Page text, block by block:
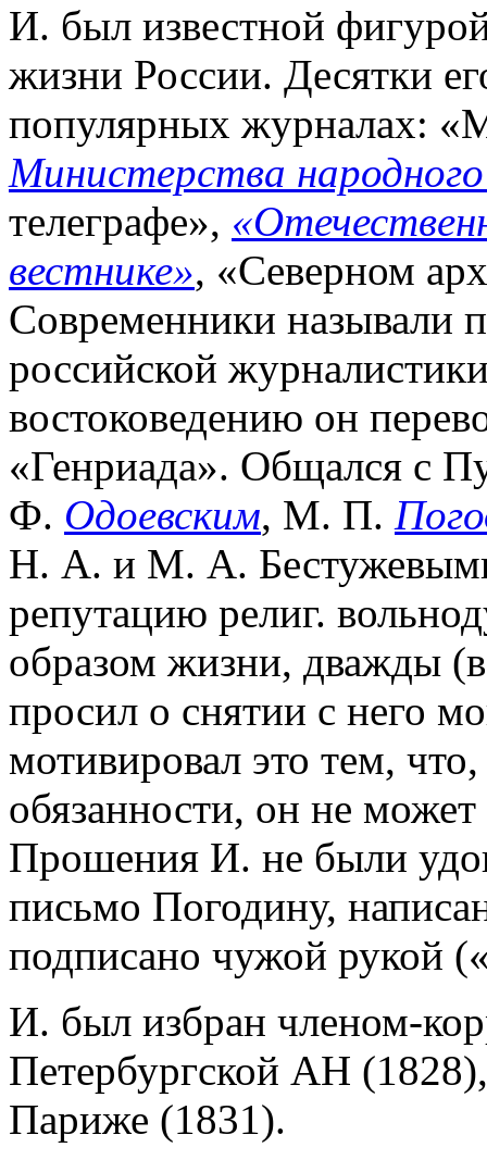
И. был известной
жизни России. Десятки
популярных журналах:
Министерства
телеграфе»,
вестнике», «Северном
Современники называли
российской
востоковедению он
«Генриада». Общался
Ф. Одоевским, М. П.
Н. А. и М. А.
репутацию религ.
образом жизни, дважды
просил о снятии с него
мотивировал это тем,
обязанности, он не
Прошения И. не были
письмо Погодину,
подписано чужой рукой
И. был избран членом-
Петербургской АН
Париже (1831).